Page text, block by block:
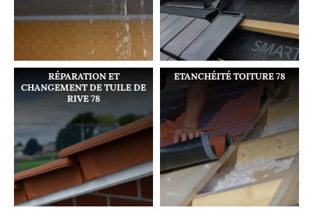
RÉPARATION ET
CHANGEMENT DE TUILE DE
RIVE 78
ETANCHÉITÉ TOITURE 78